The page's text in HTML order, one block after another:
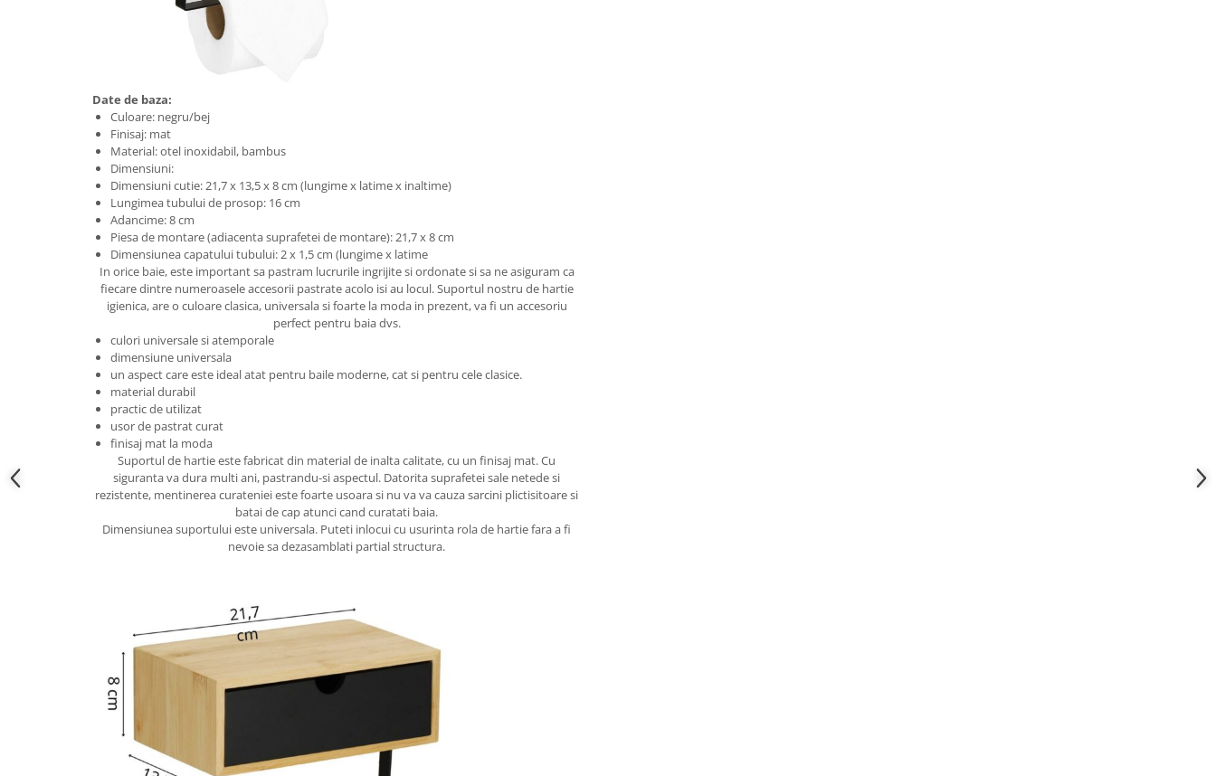
Mobilier baie
Accesorii baie
Cuiere si suporturi prosoape
Rafturi si depozitare
Accesorii lavoare
Suporturi si accesorii de baie
Bucatarie
Mobilier bucatarie
Scaune bucatarie & living
Vase & ustensile pentru gatit
Date de baza:
Culoare: negru/bej
Finisaj: mat
Material: otel inoxidabil, bambus
Dimensiuni:
Dimensiuni cutie: 21,7 x 13,5 x 8 cm (lungime x latime x inaltime)
Lungimea tubului de prosop: 16 cm
Adancime: 8 cm
Piesa de montare (adiacenta suprafetei de montare): 21,7 x 8 cm
Dimensiunea capatului tubului: 2 x 1,5 cm (lungime x latime
In orice baie, este important sa pastram lucrurile ingrijite si ordonate si sa ne asiguram ca
fiecare dintre numeroasele accesorii pastrate acolo isi au locul. Suportul nostru de hartie
igienica, are o culoare clasica, universala si foarte la moda in prezent, va fi un accesoriu
perfect pentru baia dvs.
culori universale si atemporale
dimensiune universala
un aspect care este ideal atat pentru baile moderne, cat si pentru cele clasice.
material durabil
practic de utilizat
usor de pastrat curat
finisaj mat la moda
Suportul de hartie este fabricat din material de inalta calitate, cu un finisaj mat. Cu
siguranta va dura multi ani, pastrandu-si aspectul. Datorita suprafetei sale netede si
rezistente, mentinerea curateniei este foarte usoara si nu va va cauza sarcini plictisitoare si
batai de cap atunci cand curatati baia.
Dimensiunea suportului este universala. Puteti inlocui cu usurinta rola de hartie fara a fi
nevoie sa dezasamblati partial structura.